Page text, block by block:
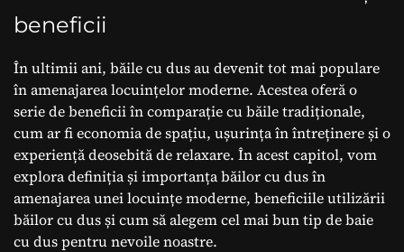
beneficii
În ultimii ani, băile cu dus au devenit tot mai populare
în amenajarea locuințelor moderne. Acestea oferă o
serie de beneficii în comparație cu băile tradiționale,
cum ar fi economia de spațiu, ușurința în întreținere și o
experiență deosebită de relaxare. În acest capitol, vom
explora definiția și importanța băilor cu dus în
amenajarea unei locuințe moderne, beneficiile utilizării
băilor cu dus și cum să alegem cel mai bun tip de baie
cu dus pentru nevoile noastre.